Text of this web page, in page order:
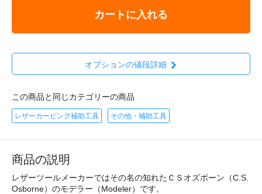
カートに入れる
オプションの値段詳細
この商品と同じカテゴリーの商品
レザーカービング補助工具 その他・補助工具
商品の説明
レザーツールメーカーではその名の知れたＣＳオズボーン（C.S.
Osborne）のモデラー（Modeler）です。